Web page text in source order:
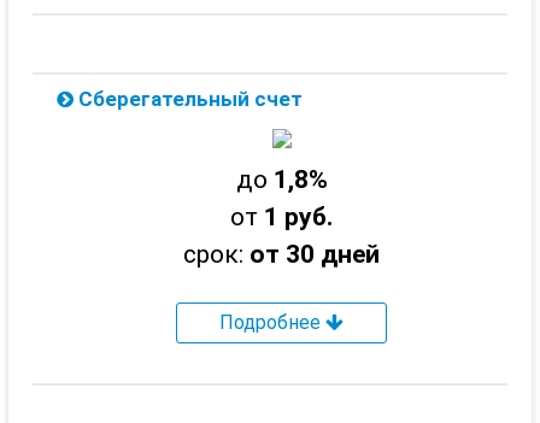
Сберегательный счет
до 1,8%
от 1 руб.
срок: от 30 дней
Подробнее